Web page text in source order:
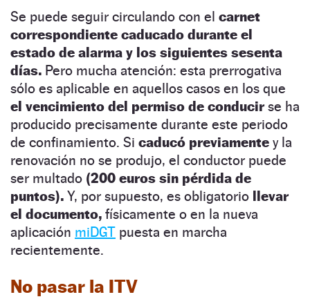
Se puede seguir circulando con el carnet
correspondiente caducado durante el
estado de alarma y los siguientes sesenta
días. Pero mucha atención: esta prerrogativa
sólo es aplicable en aquellos casos en los que
el vencimiento del permiso de conducirse ha
producido precisamente durante este periodo
de confinamiento. Si caducó previamente y la
renovación no se produjo, el conductor puede
ser multado (200 euros sin pérdida de
puntos). Y, por supuesto, es obligatorio llevar
el documento, físicamente o en la nueva
aplicación miDGT puesta en marcha
recientemente.
No pasar la ITV